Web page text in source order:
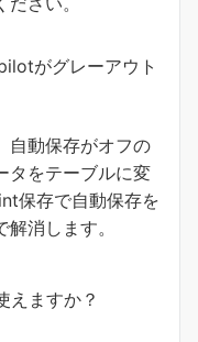
がグレーアウト
自動保存がオフの
タをテーブルに変
保存で自動保存を
消します。
ますか？